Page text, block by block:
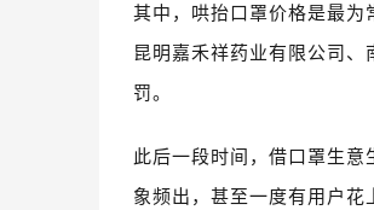
其中，哄抬口罩价格是最为
昆明嘉禾祥药业有限公司
罚。
此后一段时间，借口罩生
象频出，甚至一度有用户